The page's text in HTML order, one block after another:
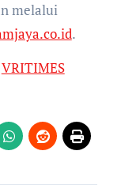
melalui
.
VRITIMES